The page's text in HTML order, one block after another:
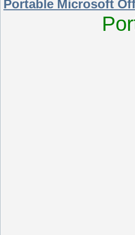
Portable Microsoft